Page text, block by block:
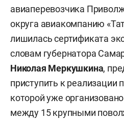
авиаперевозчика
округа авиакомпанию
лишилась сертификата
словам губернатора
Николая Меркушкина,
приступить к
которой уже
между 15 крупными